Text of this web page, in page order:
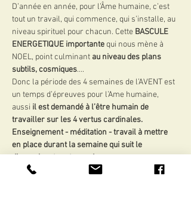
D’année en année, pour l’Âme humaine, c’est
tout un travail, qui commence, qui s’installe, au
niveau spirituel pour chacun. Cette BASCULE
ENERGETIQUE importante qui nous mène à
NOEL, point culminant au niveau des plans
subtils, cosmiques….
Donc la période des 4 semaines de l’AVENT est
un temps d’épreuves pour l’Ame humaine,
aussi il est demandé à l’être humain de
travailler sur les 4 vertus cardinales.
Enseignement - méditation - travail à mettre
en place durant la semaine qui suit le
dimanche et partages de ce que vous avez
vécu.